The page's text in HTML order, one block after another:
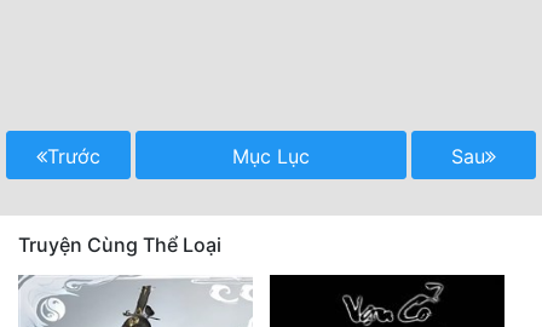
Điền Văn
Đô Thị
Đông Phương
Đông Phương Huyền Huyễn
Trước Mục Lục Sau
Truyện Cùng Thể Loại